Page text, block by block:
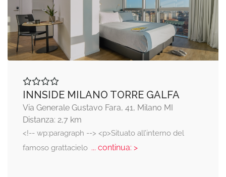
INNSIDE MILANO TORRE GALFA
Via Generale Gustavo Fara, 41, Milano MI
Distanza: 2,7 km
<!-- wp:paragraph --> <p>Situato all’interno del
famoso grattacielo... continua: >